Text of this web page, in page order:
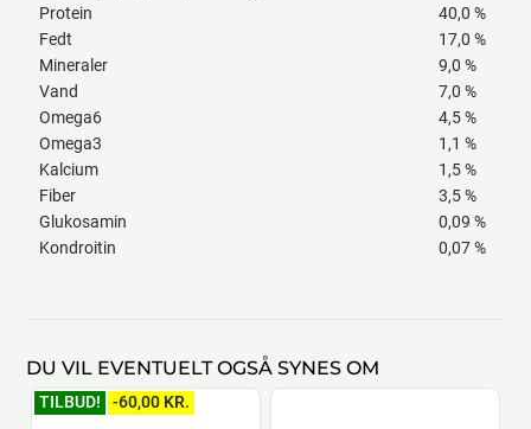
Protein
40,0 %
Fedt
17,0 %
Mineraler
9,0 %
Vand
7,0 %
Omega6
4,5 %
Omega3
1,1 %
Kalcium
1,5 %
Fiber
3,5 %
Glukosamin
0,09 %
Kondroitin
0,07 %
DU VIL EVENTUELT OGSÅ SYNES OM
TILBUD! -60,00 KR.